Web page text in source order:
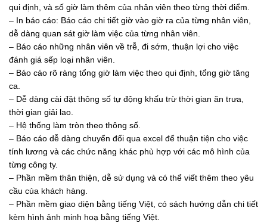
qui định, và số giờ làm thêm của nhân viên theo từng thời điểm.
– In báo cáo: Báo cáo chi tiết giờ vào giờ ra của từng nhân viên,
dễ dàng quan sát giờ làm việc của từng nhân viên.
– Báo cáo những nhân viên về trễ, đi sớm, thuận lợi cho việc
đánh giá sếp loại nhân viên.
– Báo cáo rõ ràng tổng giờ làm việc theo qui định, tổng giờ tăng
ca.
– Dễ dàng cài đặt thông số tự động khấu trừ thời gian ăn trưa,
thời gian giải lao.
– Hệ thống làm tròn theo thông số.
– Báo cáo dễ dàng chuyển đổi qua excel để thuận tiện cho việc
tính lương và các chức năng khác phù hợp với các mô hình của
từng công ty.
– Phần mềm thân thiện, dễ sử dụng và có thể viết thêm theo yêu
cầu của khách hàng.
– Phần mềm giao diện bằng tiếng Việt, có sách hướng dẫn chi tiết
kèm hình ảnh minh hoạ bằng tiếng Việt.